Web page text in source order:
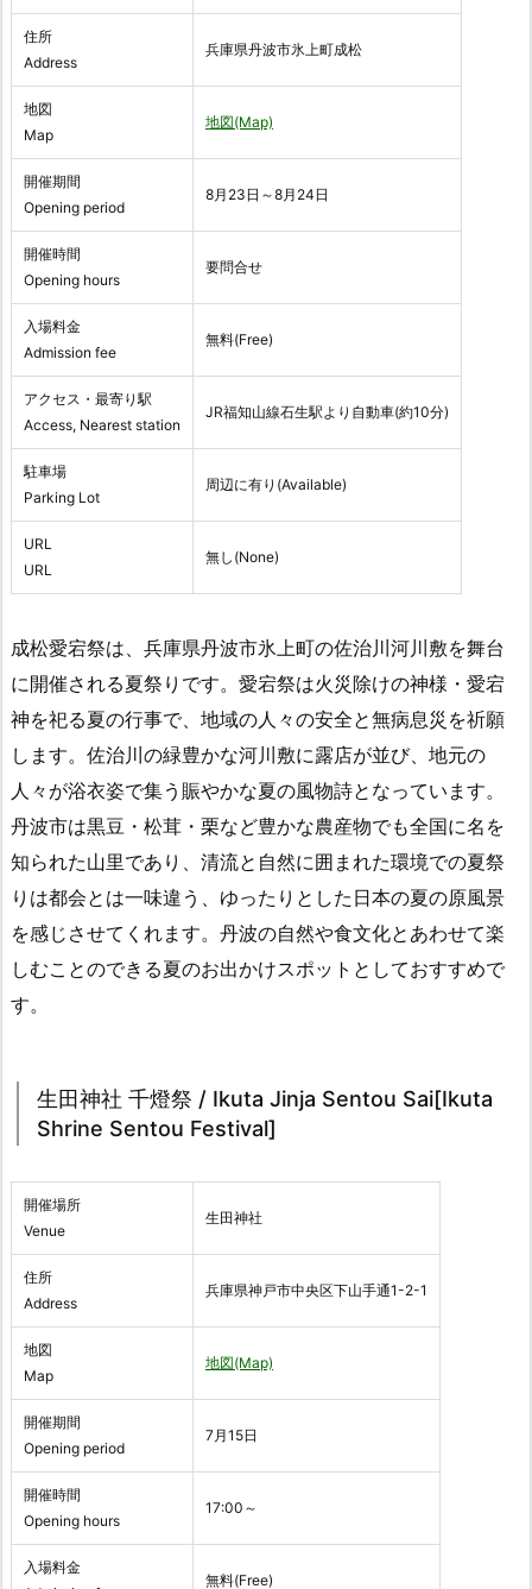
住所
Address
兵庫県丹波市氷上町成松
地図
Map
地図(Map)
開催期間
Opening period
8月23日～8月24日
開催時間
Opening hours
要問合せ
入場料金
Admission fee
無料(Free)
アクセス・最寄り駅
Access, Nearest station
JR福知山線石生駅より自動車(約10分)
駐車場
Parking Lot
周辺に有り(Available)
URL
URL
無し(None)
成松愛宕祭は、兵庫県丹波市氷上町の佐治川河川敷を舞台
に開催される夏祭りです。愛宕祭は火災除けの神様・愛宕
神を祀る夏の行事で、地域の人々の安全と無病息災を祈願
します。佐治川の緑豊かな河川敷に露店が並び、地元の
人々が浴衣姿で集う賑やかな夏の風物詩となっています。
丹波市は黒豆・松茸・栗など豊かな農産物でも全国に名を
知られた山里であり、清流と自然に囲まれた環境での夏祭
りは都会とは一味違う、ゆったりとした日本の夏の原風景
を感じさせてくれます。丹波の自然や食文化とあわせて楽
しむことのできる夏のお出かけスポットとしておすすめで
す。
生田神社 千燈祭 / Ikuta Jinja Sentou Sai[Ikuta
Shrine Sentou Festival]
開催場所
Venue
生田神社
住所
Address
兵庫県神戸市中央区下山手通1-2-1
地図
Map
地図(Map)
開催期間
Opening period
7月15日
開催時間
Opening hours
17:00～
入場料金
無料(Free)